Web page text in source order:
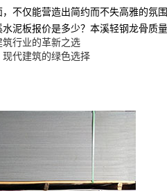
不仅能营造出简约而不失高雅的氛
泥板报价是多少？本溪轻钢龙骨质
行业的革新之选
代建筑的绿色选择